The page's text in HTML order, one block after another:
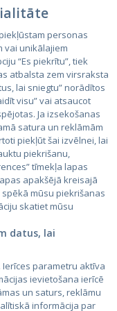
personas
vai unikālajiem
“Es piekrītu”, tiek
atbalsta zem virsraksta
lai sniegtu” norādītos
visu” vai atsaucot
Ja izsekošanas
satura un reklāmām
piekļūt šai izvēlnei, lai
piekrišanu,
tīmekļa lapas
apakšējā kreisajā
mūsu piekrišanas
skatiet mūsu
datus, lai
parametru aktīva
ievietošana ierīcē
un saturs, reklāmu
informācija par